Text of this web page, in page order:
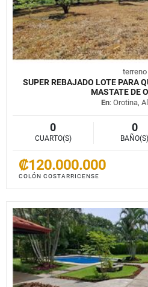
terreno
SUPER REBAJADO LOTE PARA
MASTATE DE
En: Orotina,
0
CUARTO(S)
0
BAÑO(S)
₡120.000.000
COLÓN COSTARRICENSE